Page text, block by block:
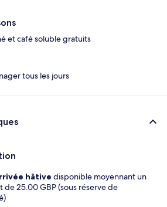
et café soluble gratuits
tous les jours
hâtive disponible moyennant un
de 25.00 GBP (sous réserve de